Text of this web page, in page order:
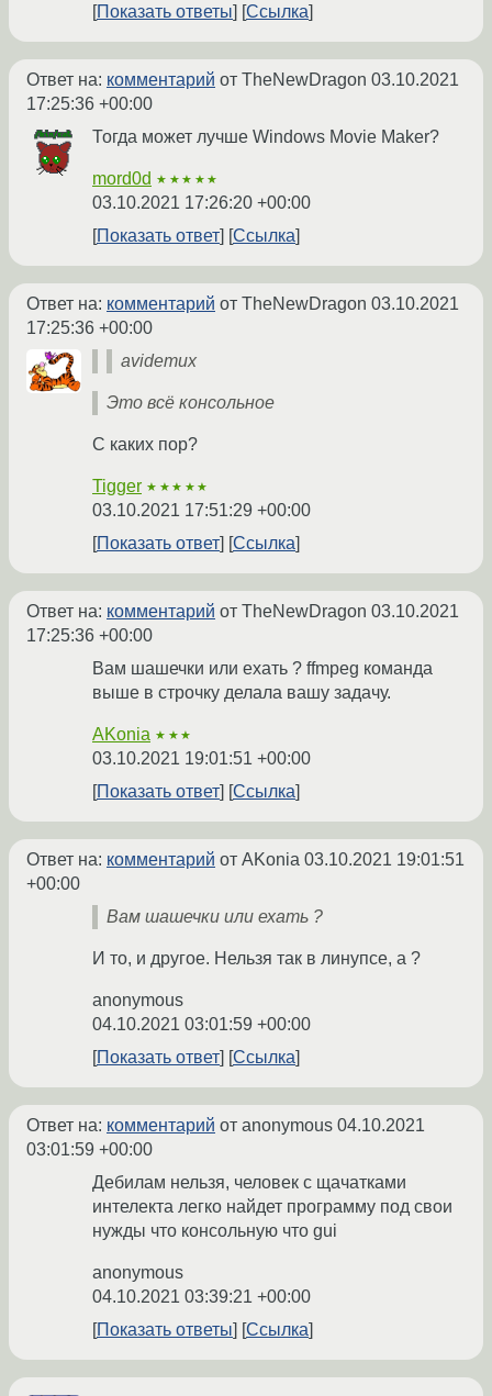
Показать ответы Ссылка
Ответ на: комментарий от TheNewDragon 03.10.2021
17:25:36 +00:00
Тогда может лучше Windows Movie Maker?
mord0d ★★★★★
03.10.2021 17:26:20 +00:00
Показать ответ
Ссылка
Ответ на: комментарий от TheNewDragon 03.10.2021
17:25:36 +00:00
avidemux
Это всё консольное
С каких пор?
Tigger ★★★★★
03.10.2021 17:51:29 +00:00
Показать ответ
Ссылка
Ответ на: комментарий от TheNewDragon 03.10.2021
17:25:36 +00:00
Вам шашечки или ехать ? ffmpeg команда
выше в строчку делала вашу задачу.
AKonia ★★★
03.10.2021 19:01:51 +00:00
Показать ответ
Ссылка
Ответ на: комментарий от AKonia 03.10.2021 19:01:51
+00:00
Вам шашечки или ехать ?
И то, и другое. Нельзя так в линупсе, а ?
anonymous
04.10.2021 03:01:59 +00:00
Показать ответ
Ссылка
Ответ на: комментарий от anonymous 04.10.2021
03:01:59 +00:00
Дебилам нельзя, человек с щачатками
интелекта легко найдет программу под свои
нужды что консольную что gui
anonymous
04.10.2021 03:39:21 +00:00
Показать ответы
Ссылка